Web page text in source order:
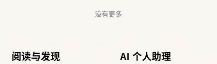
没有更多
阅读与发现 AI 个人助理